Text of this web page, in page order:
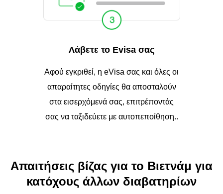
Λάβετε το Evisa σας
Αφού εγκριθεί, η eVisa σας και όλες οι
απαραίτητες οδηγίες θα αποσταλούν
στα εισερχόμενά σας, επιτρέποντάς
σας να ταξιδεύετε με αυτοπεποίθηση..
Απαιτήσεις βίζας για το Βιετνάμ για
κατόχους άλλων διαβατηρίων